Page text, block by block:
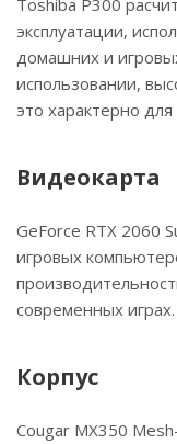
Toshiba P300
эксплуатации,
домашних и
использовании,
это характерно
Видеокарта
GeForce RTX 2060
игровых
современных
Корпус
Cougar MX350